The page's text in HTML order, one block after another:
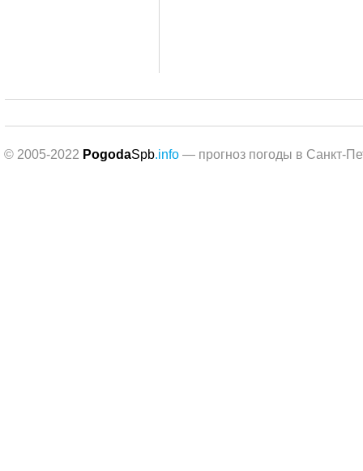
© 2005-2022 PogodaSpb.info — прогноз погоды в Санкт-